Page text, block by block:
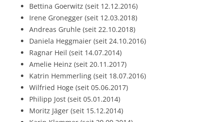
Bettina Goerwitz (seit 12.12.2016)
Irene Gronegger (seit 12.03.2018)
Andreas Gruhle (seit 22.10.2018)
Daniela Heggmaier (seit 24.10.2016)
Ragnar Heil (seit 14.07.2014)
Amelie Heinz (seit 20.11.2017)
Katrin Hemmerling (seit 18.07.2016)
Wilfried Hoge (seit 05.06.2017)
Philipp Jost (seit 05.01.2014)
Moritz Jäger (seit 15.12.2014)